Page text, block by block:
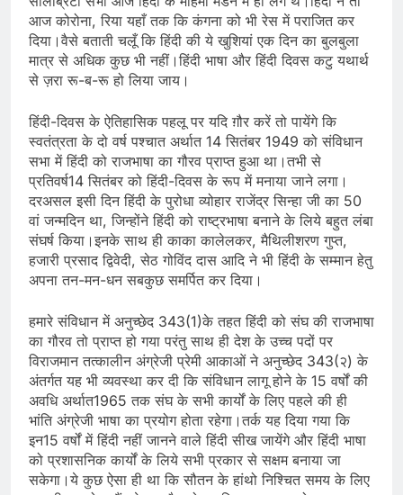
आज कोरोना, रिया यहाँ तक कि कंगना को भी रेस में पराजित कर
दिया।वैसे बताती चलूँ कि हिंदी की ये खुशियां एक दिन का बुलबुला
मात्र से अधिक कुछ भी नहीं।हिंदी भाषा और हिंदी दिवस कटु यथार्थ
से ज़रा रू-ब-रू हो लिया जाय।
हिंदी-दिवस के ऐतिहासिक पहलू पर यदि ग़ौर करें तो पायेंगे कि
स्वतंत्रता के दो वर्ष पश्चात अर्थात 14 सितंबर 1949 को संविधान
सभा में हिंदी को राजभाषा का गौरव प्राप्त हुआ था।तभी से
प्रतिवर्ष14 सितंबर को हिंदी-दिवस के रूप में मनाया जाने लगा।
दरअसल इसी दिन हिंदी के पुरोधा व्योहार राजेंद्र सिन्हा जी का 50
वां जन्मदिन था, जिन्होंने हिंदी को राष्ट्रभाषा बनाने के लिये बहुत लंबा
संघर्ष किया।इनके साथ ही काका कालेलकर, मैथिलीशरण गुप्त,
हजारी प्रसाद द्विवेदी, सेठ गोविंद दास आदि ने भी हिंदी के सम्मान हेतु
अपना तन-मन-धन सबकुछ समर्पित कर दिया।
हमारे संविधान में अनुच्छेद 343(1)के तहत हिंदी को संघ की राजभाषा
का गौरव तो प्राप्त हो गया परंतु साथ ही देश के उच्च पदों पर
विराजमान तत्कालीन अंग्रेजी प्रेमी आकाओं ने अनुच्छेद 343(२) के
अंतर्गत यह भी व्यवस्था कर दी कि संविधान लागू होने के 15 वर्षों की
अवधि अर्थात1965 तक संघ के सभी कार्यों के लिए पहले की ही
भांति अंग्रेजी भाषा का प्रयोग होता रहेगा।तर्क यह दिया गया कि
इन15 वर्षों में हिंदी नहीं जानने वाले हिंदी सीख जायेंगे और हिंदी भाषा
को प्रशासनिक कार्यों के लिये सभी प्रकार से सक्षम बनाया जा
सकेगा।ये कुछ ऐसा ही था कि सौतन के हांथो निश्चित समय के लिए